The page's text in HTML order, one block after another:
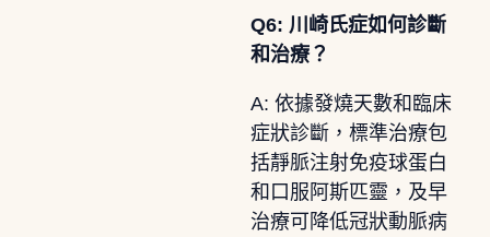
Q6: 川崎氏症如何診斷
和治療？
A: 依據發燒天數和臨床
症狀診斷，標準治療包
括靜脈注射免疫球蛋白
和口服阿斯匹靈，及早
治療可降低冠狀動脈病